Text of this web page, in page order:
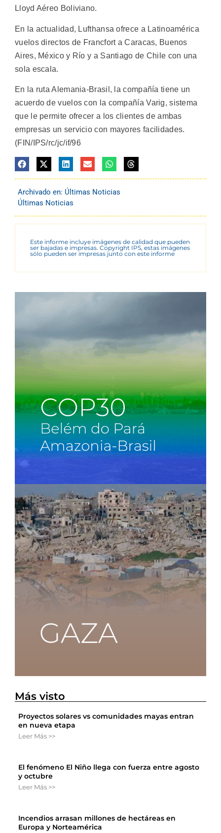
Lloyd Aéreo Boliviano.
En la actualidad, Lufthansa ofrece a Latinoamérica
vuelos directos de Francfort a Caracas, Buenos
Aires, México y Río y a Santiago de Chile con una
sola escala.
En la ruta Alemania-Brasil, la compañía tiene un
acuerdo de vuelos con la compañía Varig, sistema
que le permite ofrecer a los clientes de ambas
empresas un servicio con mayores facilidades.
(FIN/IPS/rc/jc/if/96
Archivado en: Últimas Noticias
Últimas Noticias
Este informe incluye imágenes de calidad que pueden
ser bajadas e impresas. Copyright IPS, estas imágenes
sólo pueden ser impresas junto con este informe
Más visto
Proyectos solares vs comunidades mayas entran
en nueva etapa
Leer Más >>
El fenómeno El Niño llega con fuerza entre agosto
y octubre
Leer Más >>
Incendios arrasan millones de hectáreas en
Europa y Norteamérica